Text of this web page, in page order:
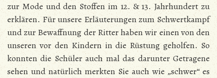
zur Mode und den Stoffen im 12. & 13. Jahrhundert zu
erklären. Für unsere Erläuterungen zum Schwertkampf
und zur Bewaffnung der Ritter haben wir einen von den
unseren vor den Kindern in die Rüstung geholfen. So
konnten die Schüler auch mal das darunter Getragene
sehen und natürlich merkten Sie auch wie „schwer“ es